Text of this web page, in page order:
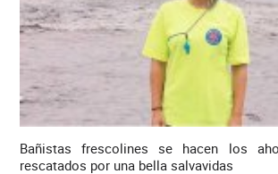
Bañistas frescolines se hacen los
rescatados por una bella salvavidas